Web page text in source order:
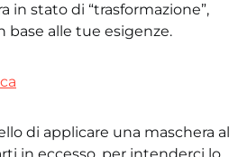
in stato di “trasformazione”,
alle tue esigenze.
di applicare una maschera al